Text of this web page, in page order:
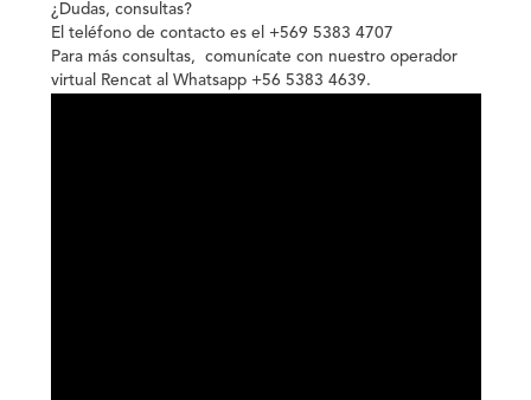
¿Dudas, consultas?
El teléfono de contacto es el +569 5383 4707
Para más consultas, comunícate con nuestro operador
virtual Rencat al Whatsapp +56 5383 4639.